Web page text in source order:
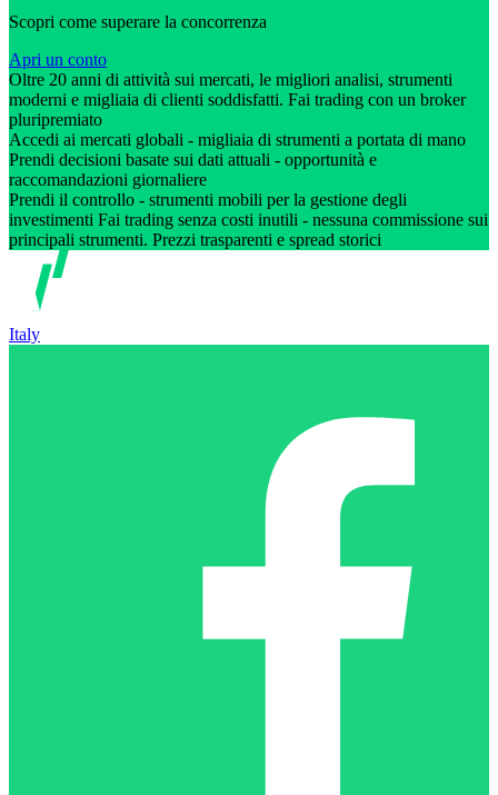
Scopri come superare la concorrenza
Apri un conto
Oltre 20 anni di attività sui mercati, le migliori analisi, strumenti
moderni e migliaia di clienti soddisfatti. Fai trading con un broker
pluripremiato
Accedi ai mercati globali - migliaia di strumenti a portata di mano
Prendi decisioni basate sui dati attuali - opportunità e
raccomandazioni giornaliere
Prendi il controllo - strumenti mobili per la gestione degli
investimenti Fai trading senza costi inutili - nessuna commissione sui
principali strumenti. Prezzi trasparenti e spread storici
Italy